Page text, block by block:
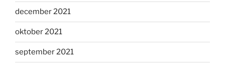
december 2021
oktober 2021
september 2021